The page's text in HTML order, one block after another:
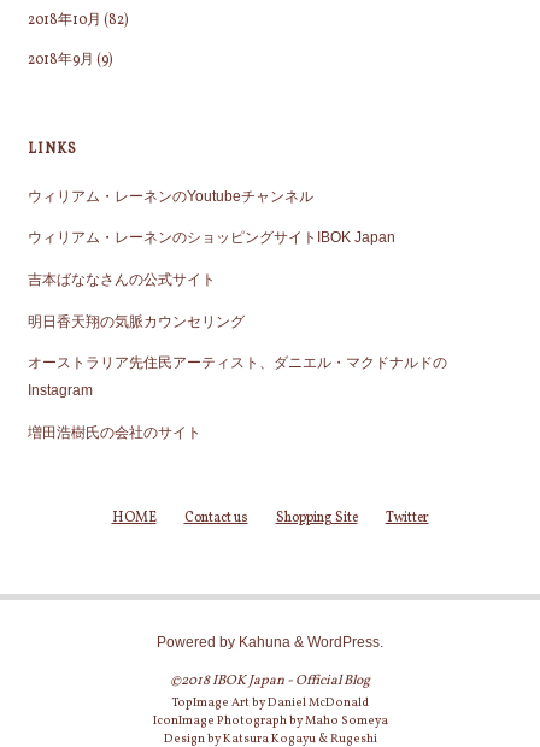
2018年10月 (82)
2018年9月 (9)
LINKS
ウィリアム・レーネンのYoutubeチャンネル
ウィリアム・レーネンのショッピングサイトIBOK Japan
吉本ばななさんの公式サイト
明日香天翔の気脈カウンセリング
オーストラリア先住民アーティスト、ダニエル・マクドナルドの
Instagram
増田浩樹氏の会社のサイト
HOME Contact us Shopping Site Twitter
Powered by Kahuna & WordPress
©2018 IBOK Japan - Official Blog
TopImage Art by Daniel McDonald
IconImage Photograph by Maho Someya
Design by Katsura Kogayu & Rugeshi